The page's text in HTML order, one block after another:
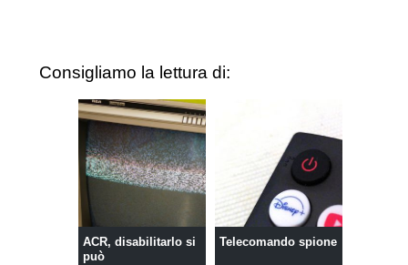
Consigliamo la lettura di:
ACR, disabilitarlo si
può
Telecomando spione